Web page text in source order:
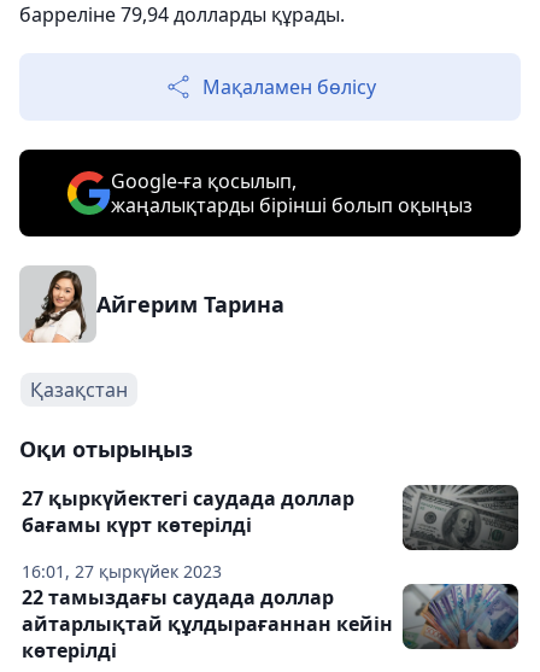
барреліне 79,94 долларды құрады.
Мақаламен бөлісу
Google-ға қосылып,
жаңалықтарды бірінші болып оқыңыз
Айгерим Тарина
Қазақстан
Оқи отырыңыз
16:01, 27 қыркүйек 2023
27 қыркүйектегі саудада доллар
бағамы күрт көтерілді
22 тамыздағы саудада доллар
айтарлықтай құлдырағаннан кейін
көтерілді